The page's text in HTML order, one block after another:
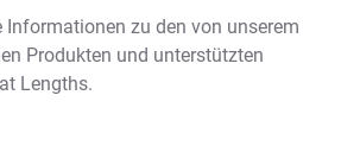
Informationen zu den von unserem
Produkten und unterstützten
Lengths.